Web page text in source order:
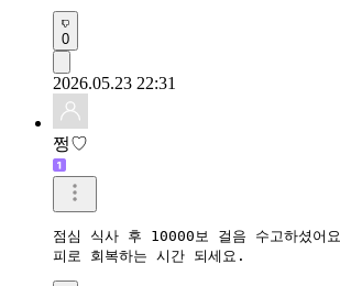
0
2026.05.23 22:31
쩡♡
점심 식사 후 10000보 걸음 수고하셨어요
피로 회복하는 시간 되세요.